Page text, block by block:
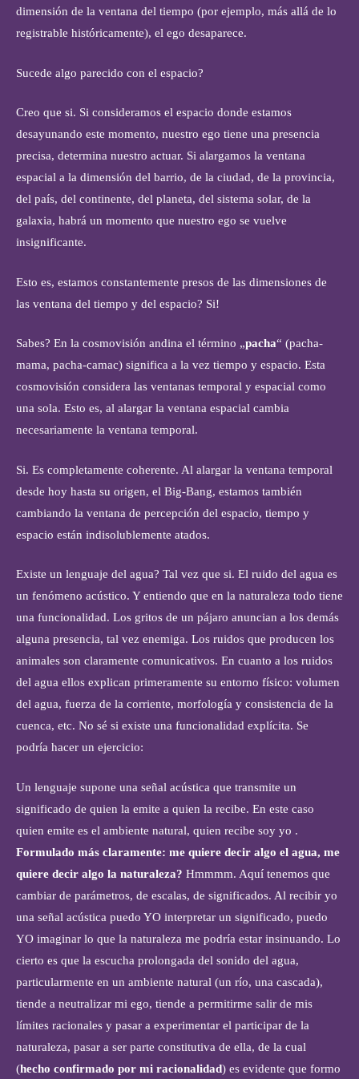
dimensión de la ventana del tiempo (por ejemplo, más allá de lo
registrable históricamente), el ego desaparece.
Sucede algo parecido con el espacio?
Creo que si. Si consideramos el espacio donde estamos
desayunando este momento, nuestro ego tiene una presencia
precisa, determina nuestro actuar. Si alargamos la ventana
espacial a la dimensión del barrio, de la ciudad, de la provincia,
del país, del continente, del planeta, del sistema solar, de la
galaxia, habrá un momento que nuestro ego se vuelve
insignificante.
Esto es, estamos constantemente presos de las dimensiones de
las ventana del tiempo y del espacio? Si!
Sabes? En la cosmovisión andina el término „pacha“ (pacha-
mama, pacha-camac) significa a la vez tiempo y espacio. Esta
cosmovisión considera las ventanas temporal y espacial como
una sola. Esto es, al alargar la ventana espacial cambia
necesariamente la ventana temporal.
Si. Es completamente coherente. Al alargar la ventana temporal
desde hoy hasta su origen, el Big-Bang, estamos también
cambiando la ventana de percepción del espacio, tiempo y
espacio están indisolublemente atados.
Existe un lenguaje del agua? Tal vez que si. El ruido del agua es
un fenómeno acústico. Y entiendo que en la naturaleza todo tiene
una funcionalidad. Los gritos de un pájaro anuncian a los demás
alguna presencia, tal vez enemiga. Los ruidos que producen los
animales son claramente comunicativos. En cuanto a los ruidos
del agua ellos explican primeramente su entorno físico: volumen
del agua, fuerza de la corriente, morfología y consistencia de la
cuenca, etc. No sé si existe una funcionalidad explícita. Se
podría hacer un ejercicio:
Un lenguaje supone una señal acústica que transmite un
significado de quien la emite a quien la recibe. En este caso
quien emite es el ambiente natural, quien recibe soy yo .
Formulado más claramente: me quiere decir algo el agua, me
quiere decir algo la naturaleza? Hmmmm. Aquí tenemos que
cambiar de parámetros, de escalas, de significados. Al recibir yo
una señal acústica puedo YO interpretar un significado, puedo
YO imaginar lo que la naturaleza me podría estar insinuando. Lo
cierto es que la escucha prolongada del sonido del agua,
particularmente en un ambiente natural (un río, una cascada),
tiende a neutralizar mi ego, tiende a permitirme salir de mis
límites racionales y pasar a experimentar el participar de la
naturaleza, pasar a ser parte constitutiva de ella, de la cual
(hecho confirmado por mi racionalidad) es evidente que formo